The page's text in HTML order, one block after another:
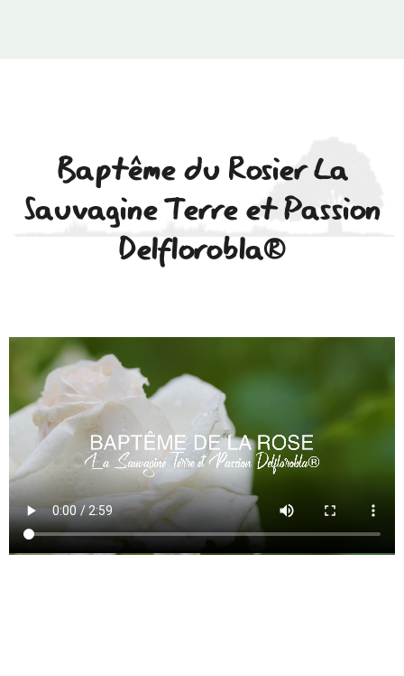
Baptême du Rosier La
Sauvagine Terre et Passion
Delflorobla®